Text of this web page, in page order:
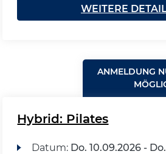
WEITERE
ANMELDUNG
Hybrid: Pilates
Datum: Do. 10.09.2026 - Do.